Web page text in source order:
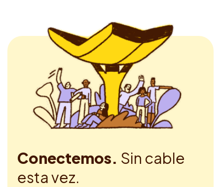
Conectemos. Sin cable
esta vez.